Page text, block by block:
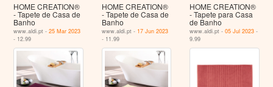
HOME CREATION®
- Tapete de Casa de
Banho
www.aldi.pt -25 Mar 2023
- 12.99
HOME CREATION®
- Tapete de Casa de
Banho
www.aldi.pt - 17 Jun 2023
- 11.99
HOME CREATION®
- Tapete para Casa
de Banho
www.aldi.pt -05 Jul 2023 -
9.99